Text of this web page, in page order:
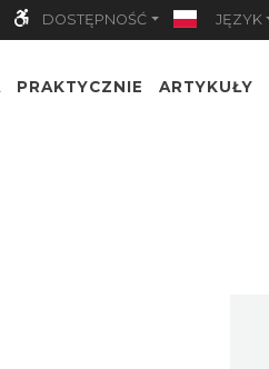
DOSTĘPNOŚĆ JĘZYK
PRAKTYCZNIE ARTYKUŁY